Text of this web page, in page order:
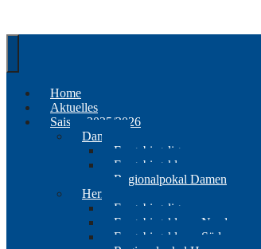
Home
Aktuelles
Saison 2025/2026
Damen
Erzgebirgsliga
Erzgebirgsklasse
Regionalpokal Damen
Herren
Erzgebirgsliga
Erzgebirgsklasse Nord
Erzgebirgsklasse Süd